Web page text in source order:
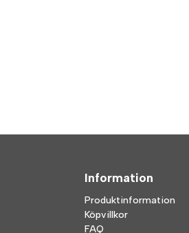
Information
Produktinformation
Köpvillkor
FAQ